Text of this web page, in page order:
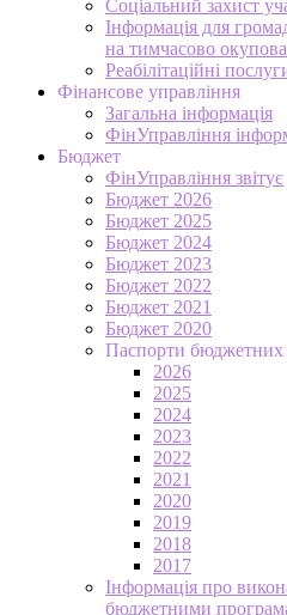
Соціальний захист
Інформація для
на тимчасово
Реабілітаційні
Фінансове управління
Загальна інформація
ФінУправління
Бюджет
ФінУправління звітує
Бюджет 2026
Бюджет 2025
Бюджет 2024
Бюджет 2023
Бюджет 2022
Бюджет 2021
Бюджет 2020
Паспорти бюджетних
2026
2025
2024
2023
2022
2021
2020
2019
2018
2017
Інформація про
бюджетними